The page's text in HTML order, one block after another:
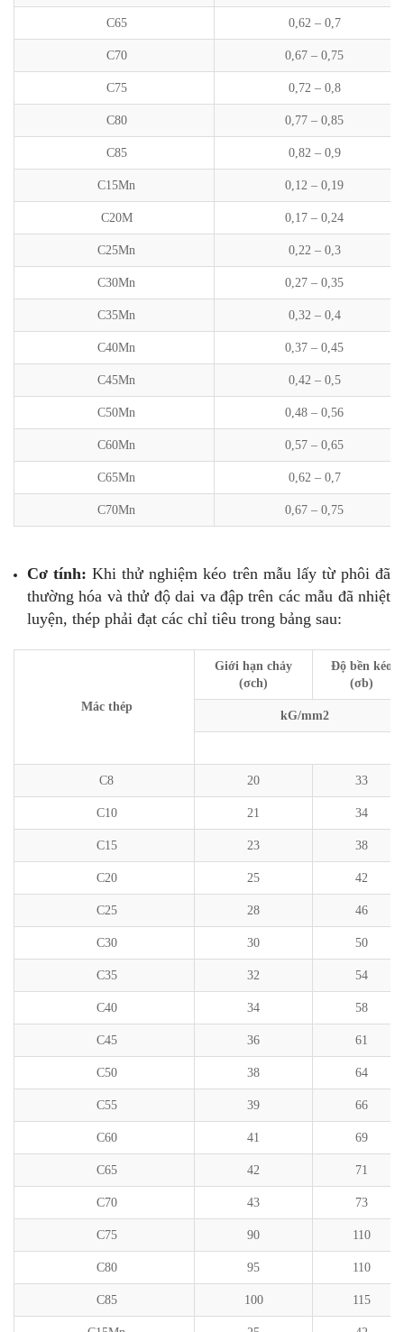
C65 0,62 – 0,7
C70 0,67 – 0,75
C75 0,72 – 0,8
C80 0,77 – 0,85
C85 0,82 – 0,9
C15Mn 0,12 – 0,19
C20M 0,17 – 0,24
C25Mn 0,22 – 0,3
C30Mn 0,27 – 0,35
C35Mn 0,32 – 0,4
C40Mn 0,37 – 0,45
C45Mn 0,42 – 0,5
C50Mn 0,48 – 0,56
C60Mn 0,57 – 0,65
C65Mn 0,62 – 0,7
C70Mn 0,67 – 0,75
Cơ tính: Khi thử nghiệm kéo trên mẫu lấy từ phôi đã
thường hóa và thử độ dai va đập trên các mẫu đã nhiệt
luyện, thép phải đạt các chỉ tiêu trong bảng sau:
Mác thép
Giới hạn chảy
(σch)
Độ bền kéo
(σb)
kG/mm2
C8 20 33
C10 21 34
C15 23 38
C20 25 42
C25 28 46
C30 30 50
C35 32 54
C40 34 58
C45 36 61
C50 38 64
C55 39 66
C60 41 69
C65 42 71
C70 43 73
C75 90 110
C80 95 110
C85 100 115